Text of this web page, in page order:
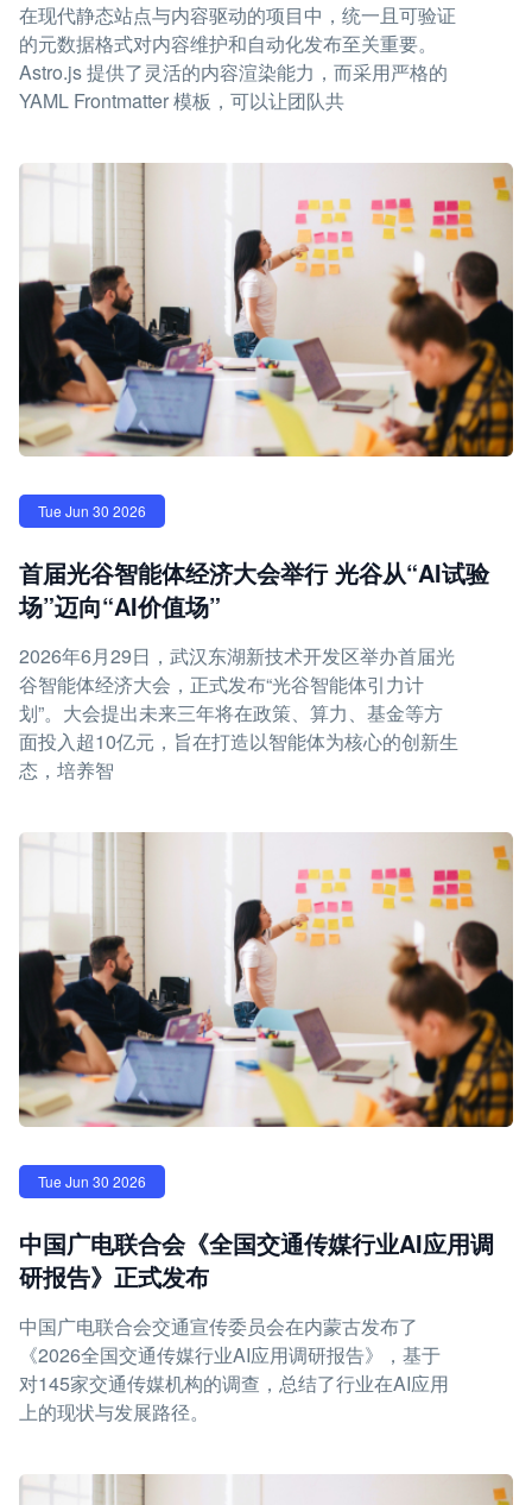
在现代静态站点与内容驱动的项目中，统一且可验证
的元数据格式对内容维护和自动化发布至关重要。
Astro.js 提供了灵活的内容渲染能力，而采用严格的
YAML Frontmatter 模板，可以让团队共
Tue Jun 30 2026
首届光谷智能体经济大会举行 光谷从“AI试验
场”迈向“AI价值场”
2026年6月29日，武汉东湖新技术开发区举办首届光
谷智能体经济大会，正式发布“光谷智能体引力计
划”。大会提出未来三年将在政策、算力、基金等方
面投入超10亿元，旨在打造以智能体为核心的创新生
态，培养智
Tue Jun 30 2026
中国广电联合会《全国交通传媒行业AI应用调
研报告》正式发布
中国广电联合会交通宣传委员会在内蒙古发布了
《2026全国交通传媒行业AI应用调研报告》，基于
对145家交通传媒机构的调查，总结了行业在AI应用
上的现状与发展路径。